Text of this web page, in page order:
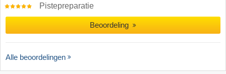
Pistepreparatie
Beoordeling
Alle beoordelingen